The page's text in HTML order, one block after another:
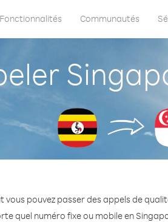
Fonctionnalités Communautés
vous pouvez passer des appels de
quel numéro fixe ou mobile en